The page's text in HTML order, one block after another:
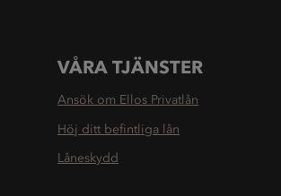
VÅRA TJÄNSTER
Ansök om Ellos Privatlån
Höj ditt befintliga lån
Låneskydd